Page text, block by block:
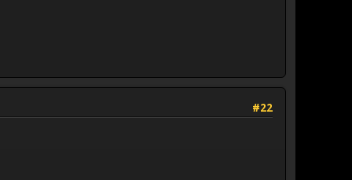
#22